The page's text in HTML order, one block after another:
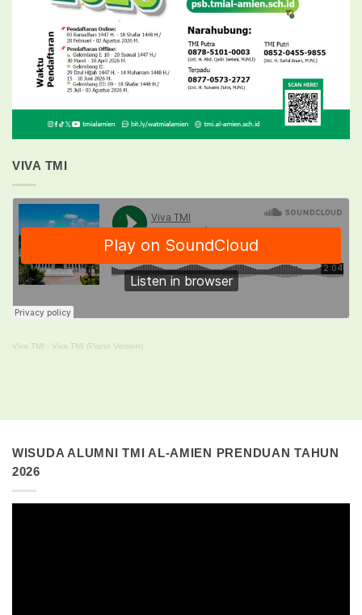
VIVA TMI
Viva TMI · Viva TMI (Piano Version)
WISUDA ALUMNI TMI AL-AMIEN PRENDUAN TAHUN
2026